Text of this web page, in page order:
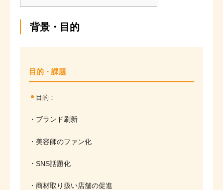
背景・目的
目的・課題
目的：
・ブランド刷新
・美容師のファン化
・SNS話題化
・商材取り扱い店舗の促進